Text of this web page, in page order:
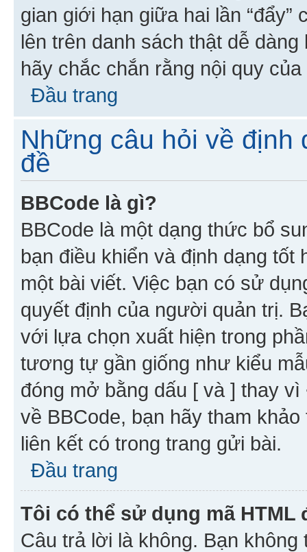
gian giới hạn giữa hai lần “đẩy”
lên trên danh sách thật dễ
hãy chắc chắn rằng nội quy
Đầu trang
Những câu hỏi về định
đề
BBCode là gì?
BBCode là một dạng thức bổ
bạn điều khiển và định dạng
một bài viết. Việc bạn có sử
quyết định của người quản trị.
với lựa chọn xuất hiện trong
tương tự gần giống như kiểu
đóng mở bằng dấu [ và ] thay
về BBCode, bạn hãy tham
liên kết có trong trang gửi bài.
Đầu trang
Tôi có thể sử dụng mã
Câu trả lời là không. Bạn